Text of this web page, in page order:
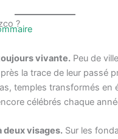
?
vivante. Peu de
la trace de leur passé
temples transformés en
célébrés chaque
deux visages. Sur les